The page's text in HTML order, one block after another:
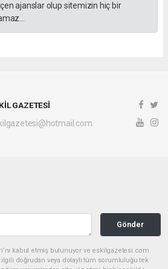
ajanslar olup sitemizin hiç bir
GAZETESİ
Gönder
kabul etmiş bulunuyor ve eskilgazetesi.com
ilgili doğrudan veya dolaylı tüm sorumluluğu tek